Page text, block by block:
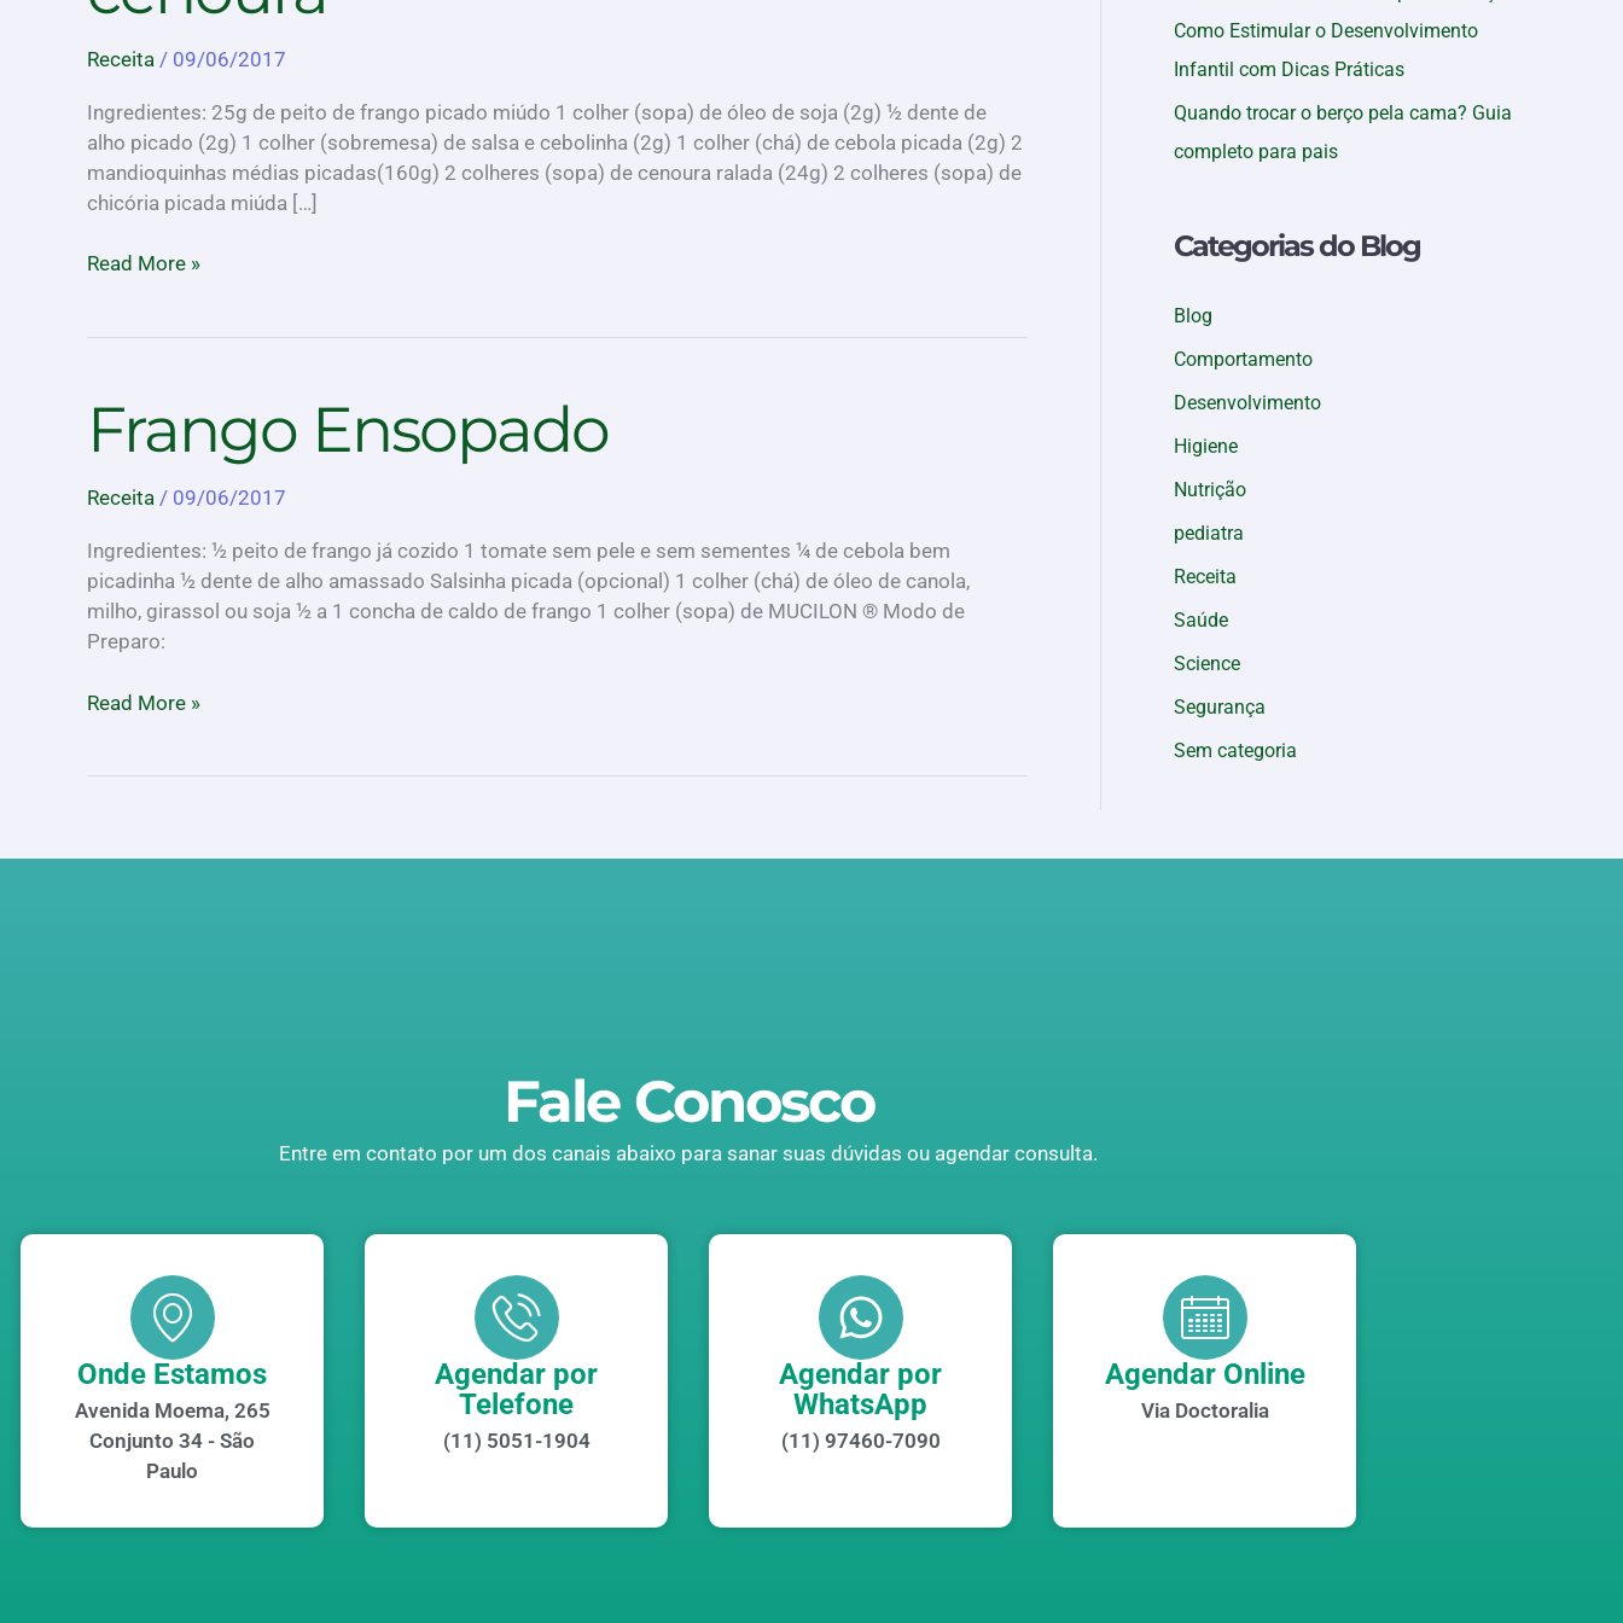
Receita / 09/06/2017
Ingredientes: 25g de peito de frango picado miúdo 1 colher (sopa) de óleo de soja (2g) ½ dente de
alho picado (2g) 1 colher (sobremesa) de salsa e cebolinha (2g) 1 colher (chá) de cebola picada (2g) 2
mandioquinhas médias picadas(160g) 2 colheres (sopa) de cenoura ralada (24g) 2 colheres (sopa) de
chicória picada miúda […]
Read More »
Frango Ensopado
Receita / 09/06/2017
Ingredientes: ½ peito de frango já cozido 1 tomate sem pele e sem sementes ¼ de cebola bem
picadinha ½ dente de alho amassado Salsinha picada (opcional) 1 colher (chá) de óleo de canola,
milho, girassol ou soja ½ a 1 concha de caldo de frango 1 colher (sopa) de MUCILON ® Modo de
Preparo:
Frango
Ensopado
Read More »
Como Estimular o Desenvolvimento
Infantil com Dicas Práticas
Quando trocar o berço pela cama? Guia
completo para pais
Categorias do Blog
Blog
Comportamento
Desenvolvimento
Higiene
Nutrição
pediatra
Receita
Saúde
Science
Segurança
Sem categoria
Fale Conosco
Entre em contato por um dos canais abaixo para sanar suas dúvidas ou agendar consulta.
Onde Estamos
Avenida Moema, 265
Conjunto 34 - São
Paulo
Agendar por
Telefone
(11) 5051-1904
Agendar por
WhatsApp
(11) 97460-7090
Agendar Online
Via Doctoralia